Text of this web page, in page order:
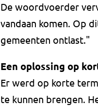
De woordvoerder
vandaan komen. Op
gemeenten ontlast."
Een oplossing op
Er werd op korte
te kunnen brengen.